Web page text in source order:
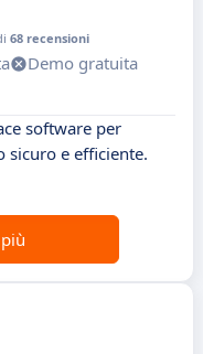
68 recensioni
Demo gratuita
software per
sicuro e efficiente.